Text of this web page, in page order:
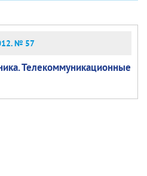
№ 57
Телекоммуникационные